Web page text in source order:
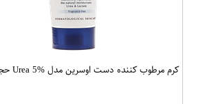
کرم مرطوب کننده دست اوسرین مدل Urea 5% حجم 75 میلی لیتر